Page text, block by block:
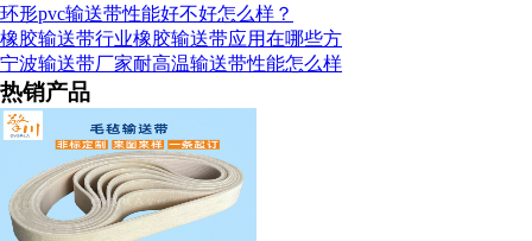
环形pvc输送带性能好不好怎么样？
橡胶输送带行业橡胶输送带应用在哪些方
宁波输送带厂家耐高温输送带性能怎么样
热销产品